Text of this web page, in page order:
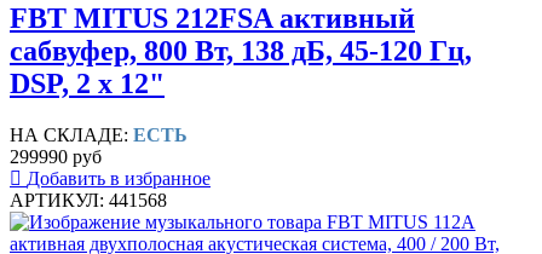
FBT MITUS 212FSA активный
сабвуфер, 800 Вт, 138 дБ, 45-120 Гц,
DSP, 2 x 12"
НА СКЛАДЕ: ЕСТЬ
299990 руб
Добавить в избранное
АРТИКУЛ: 441568